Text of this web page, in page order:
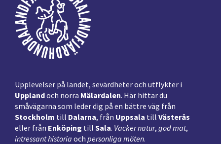
Upplevelser på landet, sevärdheter och utflykter i
Upplandoch norra Mälardalen. Här hittar du
småvägarna som leder dig på en bättre väg från
Stockholm till Dalarna, från Uppsala till Västerås
eller från Enköping till Sala. Vacker natur, god mat,
intressant historia och personliga möten.